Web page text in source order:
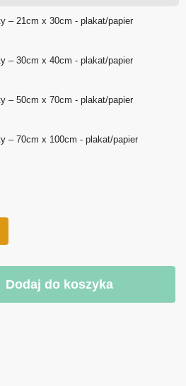
– 21cm x 30cm - plakat/papier
– 30cm x 40cm - plakat/papier
– 50cm x 70cm - plakat/papier
– 70cm x 100cm - plakat/papier
Dodaj do koszyka